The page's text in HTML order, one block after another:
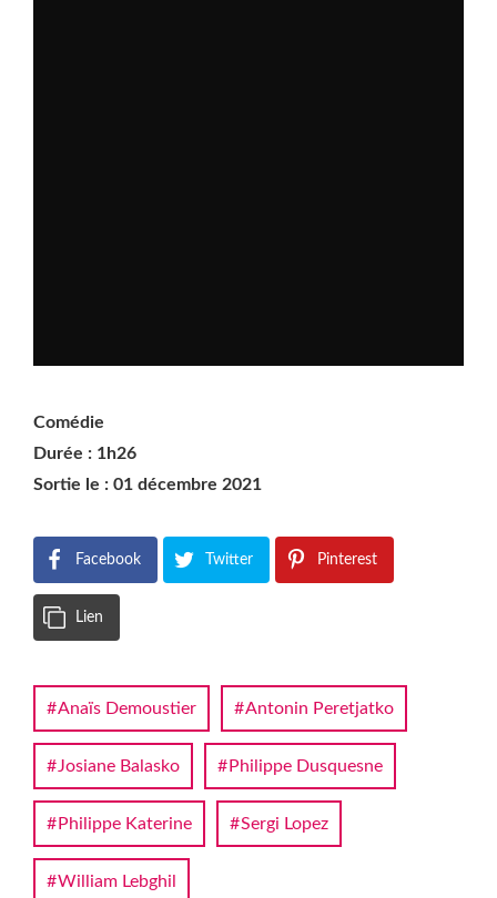
Comédie
Durée : 1h26
Sortie le : 01 décembre 2021
Facebook Twitter Pinterest
Lien
Anaïs Demoustier Antonin Peretjatko
Josiane Balasko Philippe Dusquesne
Philippe Katerine Sergi Lopez
William Lebghil